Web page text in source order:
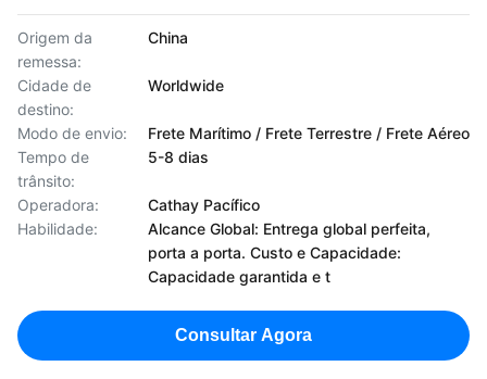
Origem da
remessa:
China
Cidade de
destino:
Worldwide
Modo de envio:
Frete Marítimo / Frete Terrestre / Frete Aéreo
Tempo de
trânsito:
5-8 dias
Operadora:
Cathay Pacífico
Habilidade:
Alcance Global: Entrega global perfeita,
porta a porta. Custo e Capacidade:
Capacidade garantida e t
Consultar Agora